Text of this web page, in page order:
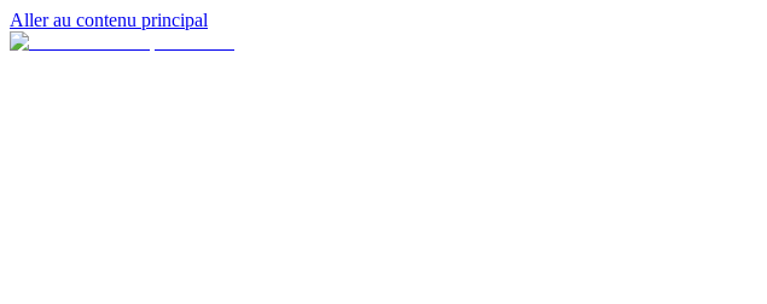
Aller au contenu principal